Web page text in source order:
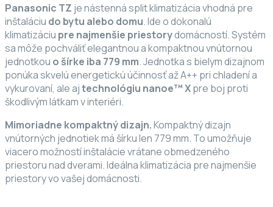
Panasonic TZ je nástenná split klimatizácia vhodná pre
inštaláciu do bytu alebo domu. Ide o dokonalú
klimatizáciu pre najmenšie priestorydomácností. Systém
sa môže pochváliť elegantnou a kompaktnou vnútornou
jednotkou o šírke iba 779 mm. Jednotka s bielym dizajnom
ponúka skvelú energetickú účinnosť až A++ pri chladení a
vykurovaní, ale ajtechnológiu nanoe™ Xpre boj proti
škodlivým látkam v interiéri.
Mimoriadne kompaktný dizajn.Kompaktný dizajn
vnútorných jednotiek má šírku len 779 mm. To umožňuje
viacero možností inštalácie vrátane obmedzeného
priestoru nad dverami. Ideálna klimatizácia pre najmenšie
priestory vo vašej domácnosti.